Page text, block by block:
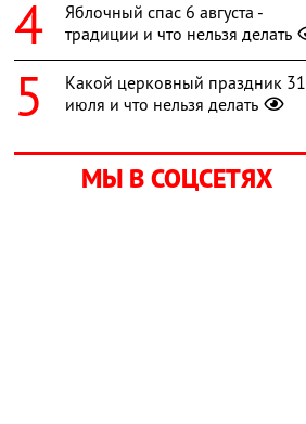
Яблочный спас 6 августа -
традиции и что нельзя делать
Какой церковный праздник 31
июля и что нельзя делать
МЫ В СОЦСЕТЯХ